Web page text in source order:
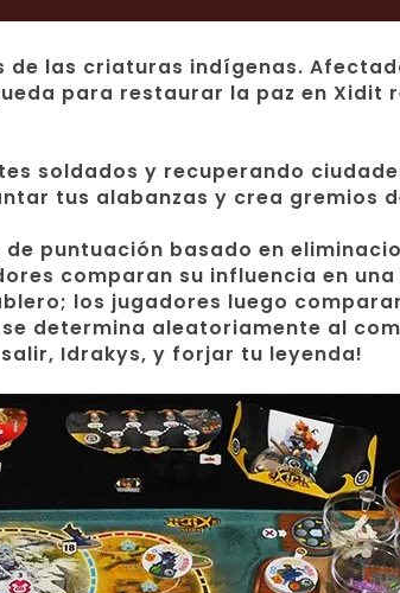
de las criaturas indígenas.
para restaurar la paz en Xidit
soldados y recuperando
tus alabanzas y crea gremios
puntuación basado en
comparan su influencia en
los jugadores luego
determina aleatoriamente al
Idrakys, y forjar tu leyenda!